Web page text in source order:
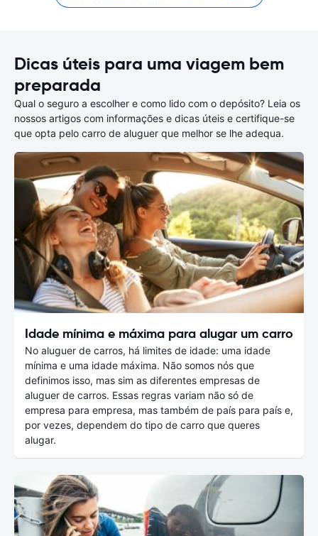
Dicas úteis para uma viagem bem
preparada
Qual o seguro a escolher e como lido com o depósito? Leia os
nossos artigos com informações e dicas úteis e certifique-se
que opta pelo carro de aluguer que melhor se lhe adequa.
Idade mínima e máxima para alugar um carro
No aluguer de carros, há limites de idade: uma idade
mínima e uma idade máxima. Não somos nós que
definimos isso, mas sim as diferentes empresas de
aluguer de carros. Essas regras variam não só de
empresa para empresa, mas também de país para país e,
por vezes, dependem do tipo de carro que queres
alugar.